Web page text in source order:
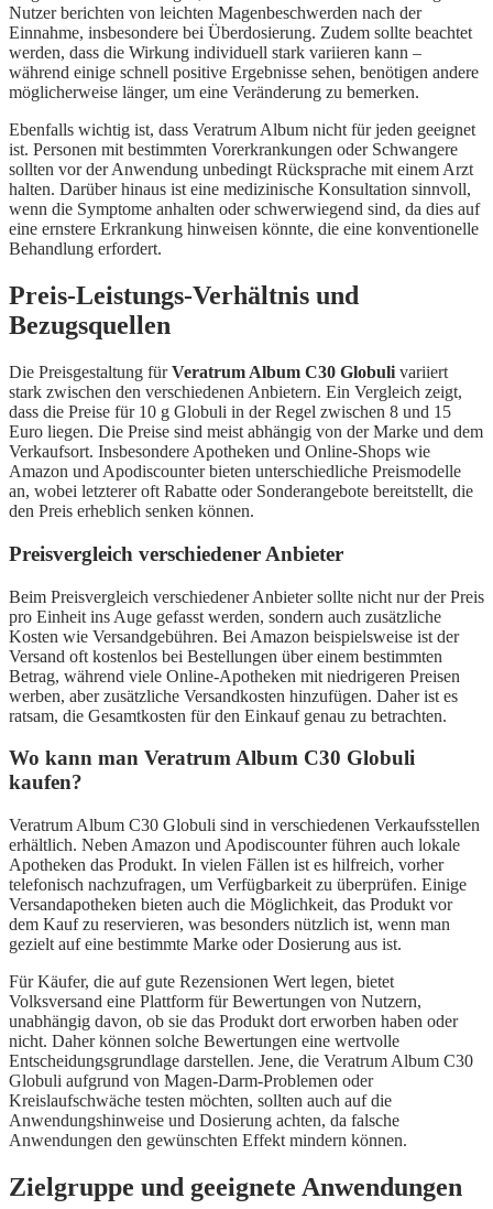
Nutzer berichten von leichten Magenbeschwerden nach der
Einnahme, insbesondere bei Überdosierung. Zudem sollte beachtet
werden, dass die Wirkung individuell stark variieren kann –
während einige schnell positive Ergebnisse sehen, benötigen andere
möglicherweise länger, um eine Veränderung zu bemerken.
Ebenfalls wichtig ist, dass Veratrum Album nicht für jeden geeignet
ist. Personen mit bestimmten Vorerkrankungen oder Schwangere
sollten vor der Anwendung unbedingt Rücksprache mit einem Arzt
halten. Darüber hinaus ist eine medizinische Konsultation sinnvoll,
wenn die Symptome anhalten oder schwerwiegend sind, da dies auf
eine ernstere Erkrankung hinweisen könnte, die eine konventionelle
Behandlung erfordert.
Preis-Leistungs-Verhältnis und
Bezugsquellen
Die Preisgestaltung fürVeratrum Album C30 Globuli variiert
stark zwischen den verschiedenen Anbietern. Ein Vergleich zeigt,
dass die Preise für 10 g Globuli in der Regel zwischen 8 und 15
Euro liegen. Die Preise sind meist abhängig von der Marke und dem
Verkaufsort. Insbesondere Apotheken und Online-Shops wie
Amazon und Apodiscounter bieten unterschiedliche Preismodelle
an, wobei letzterer oft Rabatte oder Sonderangebote bereitstellt, die
den Preis erheblich senken können.
Preisvergleich verschiedener Anbieter
Beim Preisvergleich verschiedener Anbieter sollte nicht nur der Preis
pro Einheit ins Auge gefasst werden, sondern auch zusätzliche
Kosten wie Versandgebühren. Bei Amazon beispielsweise ist der
Versand oft kostenlos bei Bestellungen über einem bestimmten
Betrag, während viele Online-Apotheken mit niedrigeren Preisen
werben, aber zusätzliche Versandkosten hinzufügen. Daher ist es
ratsam, die Gesamtkosten für den Einkauf genau zu betrachten.
Wo kann man Veratrum Album C30 Globuli
kaufen?
Veratrum Album C30 Globuli sind in verschiedenen Verkaufsstellen
erhältlich. Neben Amazon und Apodiscounter führen auch lokale
Apotheken das Produkt. In vielen Fällen ist es hilfreich, vorher
telefonisch nachzufragen, um Verfügbarkeit zu überprüfen. Einige
Versandapotheken bieten auch die Möglichkeit, das Produkt vor
dem Kauf zu reservieren, was besonders nützlich ist, wenn man
gezielt auf eine bestimmte Marke oder Dosierung aus ist.
Für Käufer, die auf gute Rezensionen Wert legen, bietet
Volksversand eine Plattform für Bewertungen von Nutzern,
unabhängig davon, ob sie das Produkt dort erworben haben oder
nicht. Daher können solche Bewertungen eine wertvolle
Entscheidungsgrundlage darstellen. Jene, die Veratrum Album C30
Globuli aufgrund von Magen-Darm-Problemen oder
Kreislaufschwäche testen möchten, sollten auch auf die
Anwendungshinweise und Dosierung achten, da falsche
Anwendungen den gewünschten Effekt mindern können.
Zielgruppe und geeignete Anwendungen